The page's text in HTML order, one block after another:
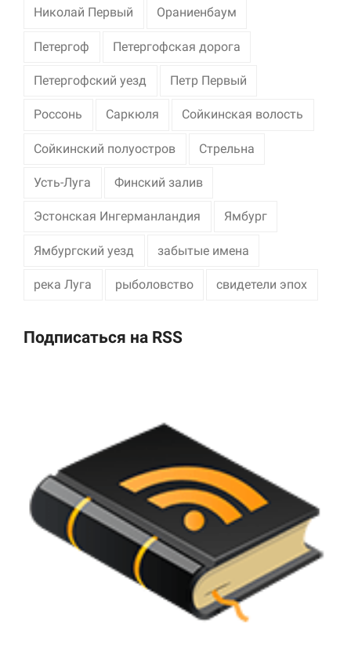
Николай Первый Ораниенбаум
Петергоф Петергофская дорога
Петергофский уезд Петр Первый
Россонь Саркюля Сойкинская волость
Сойкинский полуостров Стрельна
Усть-Луга Финский залив
Эстонская Ингерманландия Ямбург
Ямбургский уезд забытые имена
река Луга рыболовство свидетели эпох
Подписаться на RSS